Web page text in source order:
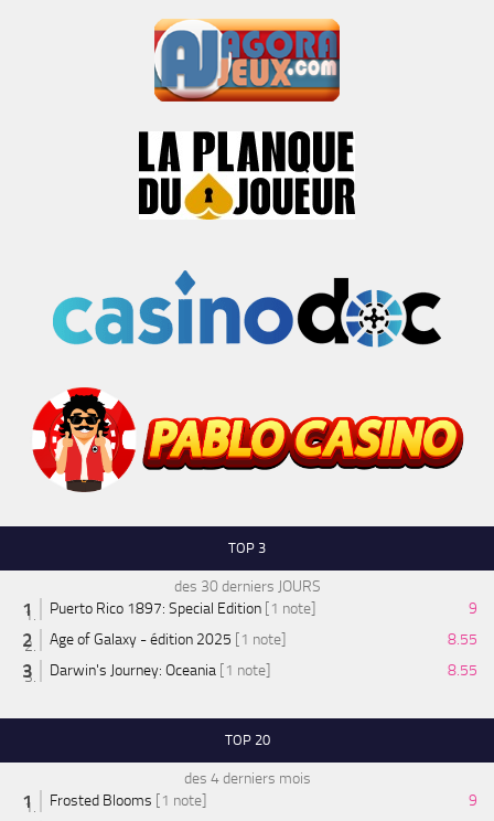
TOP 3
des 30 derniers JOURS
Puerto Rico 1897: Special Edition [1 note]
9
Age of Galaxy - édition 2025 [1 note]
8.55
Darwin's Journey: Oceania [1 note] 8.55
TOP 20
des 4 derniers mois
Frosted Blooms [1 note]
9